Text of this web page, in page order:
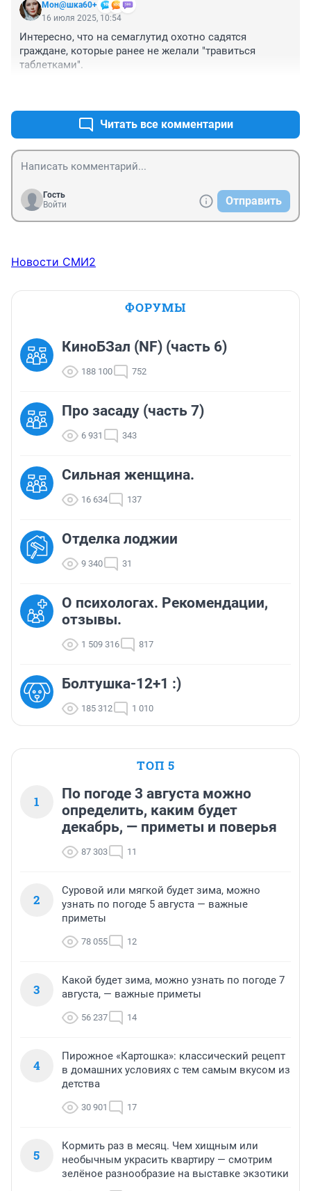
Мон@шка60+
16 июля 2025, 10:54
Интересно, что на семаглутид охотно садятся
граждане, которые ранее не желали "травиться
таблетками".
Читать все комментарии
Гость
Войти
Отправить
Новости СМИ2
ФОРУМЫ
КиноБЗал (NF) (часть 6)
188 100 752
Про засаду (часть 7)
6 931 343
Сильная женщина.
16 634 137
Отделка лоджии
9 340 31
О психологах. Рекомендации,
отзывы.
1 509 316 817
Болтушка-12+1 :)
185 312 1 010
ТОП 5
1
По погоде 3 августа можно
определить, каким будет
декабрь, — приметы и поверья
87 303 11
2
Суровой или мягкой будет зима, можно
узнать по погоде 5 августа — важные
приметы
78 055 12
3
Какой будет зима, можно узнать по погоде 7
августа, — важные приметы
56 237 14
4
Пирожное «Картошка»: классический рецепт
в домашних условиях с тем самым вкусом из
детства
30 901 17
5
Кормить раз в месяц. Чем хищным или
необычным украсить квартиру — смотрим
зелёное разнообразие на выставке экзотики